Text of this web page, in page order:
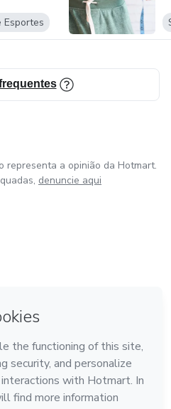
Esportes
representa a opinião da Hotmart.
denuncie aqui